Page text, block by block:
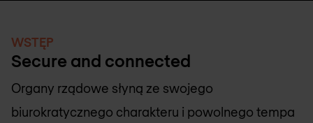
WSTĘP
Secure and connected
Organy rządowe słyną ze swojego
biurokratycznego charakteru i powolnego tempa